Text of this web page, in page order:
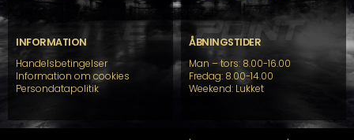
INFORMATION
Handelsbetingelser
Information om cookies
Persondatapolitik
ÅBNINGSTIDER
Man – tors: 8.00-16.00
Fredag: 8.00-14.00
Weekend: Lukket